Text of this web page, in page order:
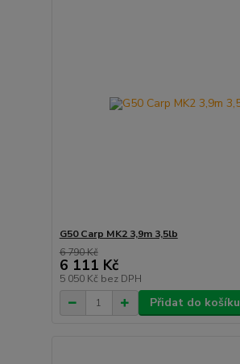
G50 Carp MK2 3,9m 3,5lb
6 790 Kč
6 111 Kč
5 050 Kč bez DPH
Přidat do košíku